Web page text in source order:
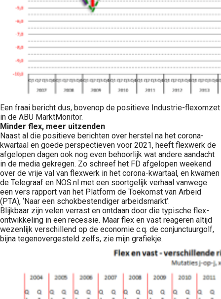
Een fraai bericht dus, bovenop de positieve Industrie-flexomzet
in de ABU MarktMonitor.
Minder flex, meer uitzenden
Naast al die positieve berichten over herstel na het corona-
kwartaal en goede perspectieven voor 2021, heeft flexwerk de
afgelopen dagen ook nog even behoorlijk wat andere aandacht
in de media gekregen. Zo schreef het FD afgelopen weekend
over de vrije val van flexwerk in het corona-kwartaal, en kwamen
de Telegraaf en NOS.nl met een soortgelijk verhaal vanwege
een vers rapport van het Platform de Toekomst van Arbeid
(PTA), ‘Naar een schokbestendiger arbeidsmarkt’.
Blijkbaar zijn velen verrast en ontdaan door die typische flex-
ontwikkeling in een recessie. Maar flex en vast reageren altijd
wezenlijk verschillend op de economie c.q. de conjunctuurgolf,
bijna tegenovergesteld zelfs, zie mijn grafiekje.